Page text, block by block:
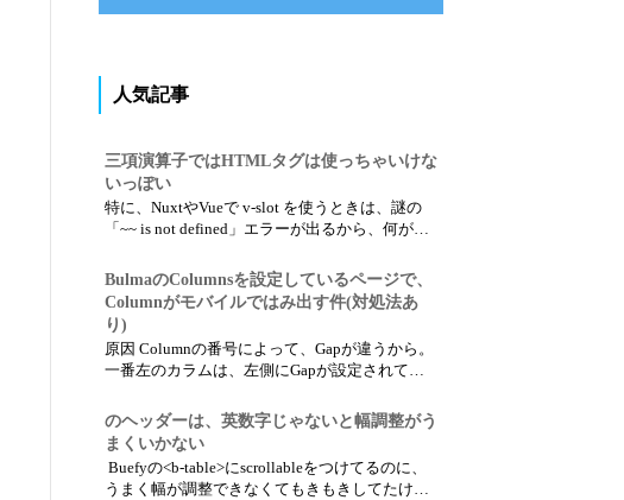
人気記事
三項演算子ではHTMLタグは使っちゃいけな
いっぽい
特に、NuxtやVueで v-slot を使うときは、謎の
「~~ is not defined」エラーが出るから、何が問
props.row.option.includes(' lang:ja') ? '<b-...
BulmaのColumnsを設定しているページで、
Columnがモバイルではみ出す件(対処法あ
り)
原因 Columnの番号によって、Gapが違うから。
一番左のカラムは、左側にGapが設定されてい
最後の直前のカラムには両側にGapが設定され
ている 最後のカラムには右側にGapが設定され
ていないけど、左側には設定されている。 この
デフ...
のヘッダーは、英数字じゃないと幅調整がう
まくいかない
Buefyの<b-table>にscrollableをつけてるのに、
うまく幅が調整できなくてもきもきしてたけ